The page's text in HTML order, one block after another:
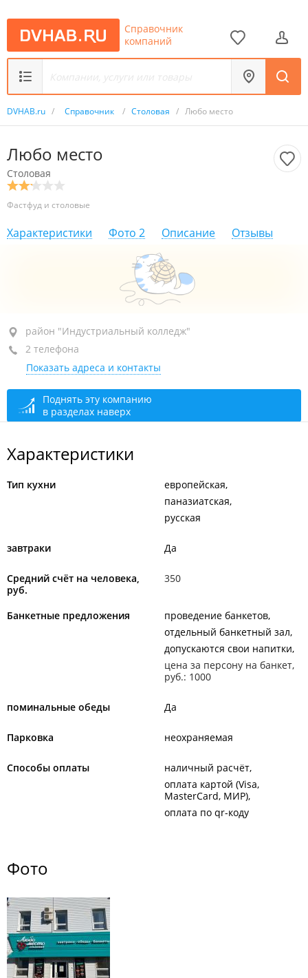
Справочник
компаний
DVHAB.ru / Справочник / Столовая / Любо место
Любо место
Столовая
Фастфуд и столовые
Характеристики Фото 2 Описание Отзывы
район "Индустриальный колледж", ул.
Волочаевская, 8Щ
+7 924 922-33-44
+7 (4212) 94-33-44
сегодня закрыто
район "Индустриальный колледж"
2 телефона
Показать адреса и контакты
Поднять эту компанию
в разделах наверх
Характеристики
Тип кухни
европейская
паназиатская
русская
завтраки Да
Средний счёт на человека,
руб.
350
Банкетные предложения
проведение банкетов
отдельный банкетный зал
допускаются свои напитки
цена за персону на банкет,
руб.: 1000
поминальные обеды Да
Парковка неохраняемая
Способы оплаты
наличный расчёт
оплата картой (Visa,
MasterCard, МИР)
оплата по qr-коду
Фото